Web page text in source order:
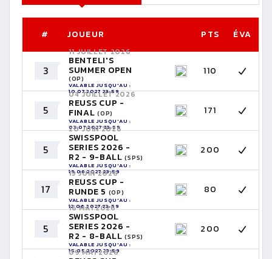
# JOUEUR PTS ÉVA
3
11 JUILLET 2026
BENTELI'S
SUMMER OPEN
(OP)
VALABLE JUSQU'AU :
10.07.2027 23:59
110
5
04 JUILLET 2026
REUSS CUP -
FINAL(OP)
VALABLE JUSQU'AU :
03.07.2027 23:59
171
5
20 JUIN 2026
SWISSPOOL
SERIES 2026 -
R2 - 9-BALL(SPS)
VALABLE JUSQU'AU :
19.06.2027 23:59
200
17
13 JUIN 2026
REUSS CUP -
RUNDE 5 (OP)
VALABLE JUSQU'AU :
12.06.2027 23:59
80
5
16 MAI 2026
SWISSPOOL
SERIES 2026 -
R2 - 8-BALL(SPS)
VALABLE JUSQU'AU :
15.05.2027 23:59
200
09 MAI 2026